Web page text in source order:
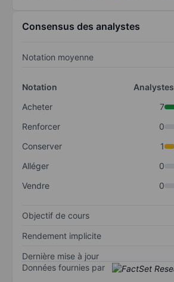
Consensus des analystes
Notation moyenne
Notation
Analystes
Acheter
7
Renforcer
0
Conserver
1
Alléger
0
Vendre
0
Objectif de cours
Rendement implicite
Dernière mise à jour
Données fournies par